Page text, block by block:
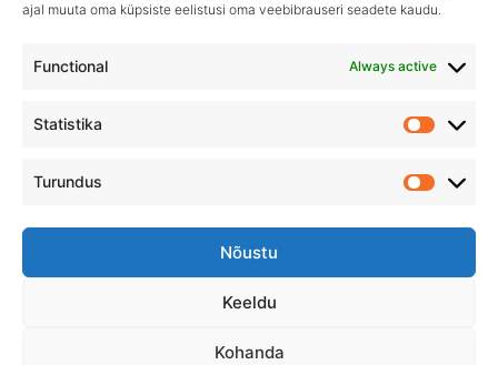
ajal muuta oma küpsiste eelistusi oma veebibrauseri seadete kaudu.
Functional Always active
Statistika
Turundus
Nõustu
Keeldu
Kohanda
Igapäevane hooldus, ületamatu sära–